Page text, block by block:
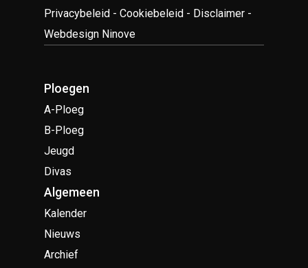
Privacybeleid -Cookiebeleid - Disclaimer -
Webdesign Ninove
Ploegen
A-Ploeg
B-Ploeg
Jeugd
Divas
Algemeen
Kalender
Nieuws
Archief